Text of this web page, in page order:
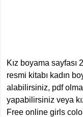
Kız boyama sayfası
resmi kitabı kadın
alabilirsiniz, pdf
yapabilirsiniz veya
Free online girls